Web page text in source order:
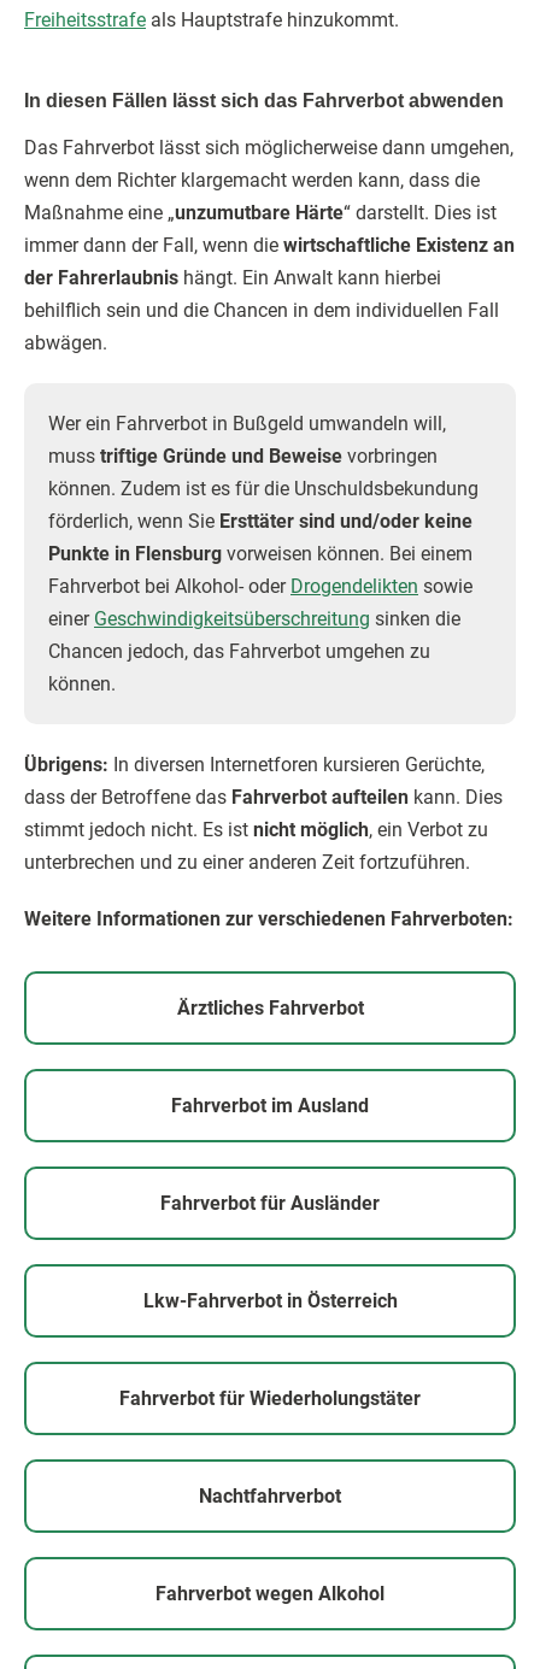
Freiheitsstrafe als Hauptstrafe hinzukommt.
In diesen Fällen lässt sich das Fahrverbot abwenden
Das Fahrverbot lässt sich möglicherweise dann umgehen,
wenn dem Richter klargemacht werden kann, dass die
Maßnahme eine „unzumutbare Härte“ darstellt. Dies ist
immer dann der Fall, wenn die wirtschaftliche Existenz an
der Fahrerlaubnis hängt. Ein Anwalt kann hierbei
behilflich sein und die Chancen in dem individuellen Fall
abwägen.
Wer ein Fahrverbot in Bußgeld umwandeln will,
muss triftige Gründe und Beweise vorbringen
können. Zudem ist es für die Unschuldsbekundung
förderlich, wenn Sie Ersttäter sind und/oder keine
Punkte in Flensburg vorweisen können. Bei einem
Fahrverbot bei Alkohol- oder Drogendelikten sowie
einer Geschwindigkeitsüberschreitung sinken die
Chancen jedoch, das Fahrverbot umgehen zu
können.
Übrigens: In diversen Internetforen kursieren Gerüchte,
dass der Betroffene das Fahrverbot aufteilen kann. Dies
stimmt jedoch nicht. Es ist nicht möglich, ein Verbot zu
unterbrechen und zu einer anderen Zeit fortzuführen.
Weitere Informationen zur verschiedenen Fahrverboten:
Ärztliches Fahrverbot
Fahrverbot im Ausland
Fahrverbot für Ausländer
Lkw-Fahrverbot in Österreich
Fahrverbot für Wiederholungstäter
Nachtfahrverbot
Fahrverbot wegen Alkohol